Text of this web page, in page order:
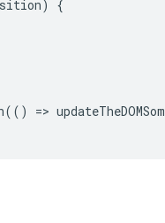
)
{
(() =>